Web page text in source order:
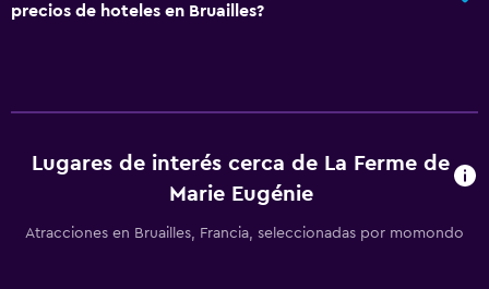
precios de hoteles en Bruailles?
Lugares de interés cerca de La Ferme de
Marie Eugénie
Atracciones en Bruailles, Francia, seleccionadas por momondo